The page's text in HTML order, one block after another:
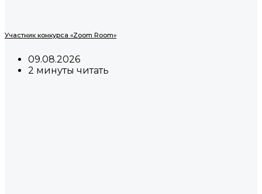
Участник конкурса «Zoom Room»
09.08.2026
2 минуты читать